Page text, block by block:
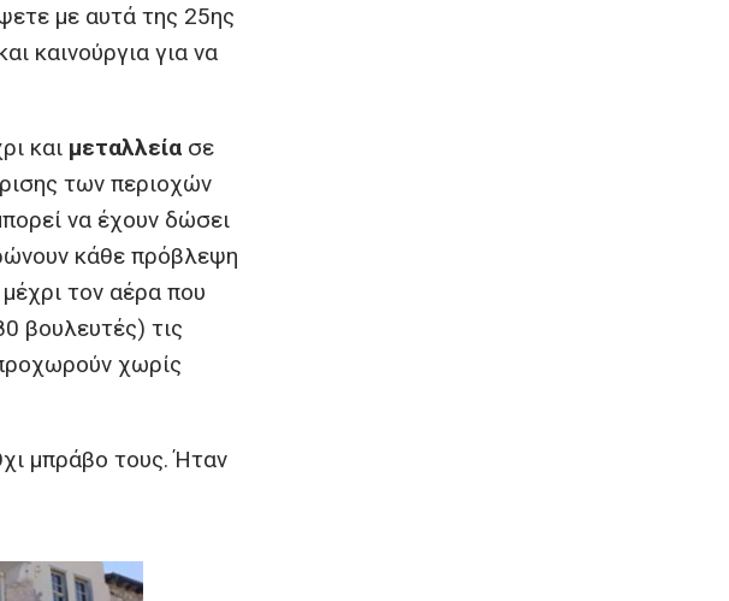
με αυτά της 25ης
καινούργια για να
και μεταλλεία σε
των περιοχών
να έχουν δώσει
κάθε πρόβλεψη
τον αέρα που
βουλευτές) τις
χωρίς
μπράβο τους. Ήταν